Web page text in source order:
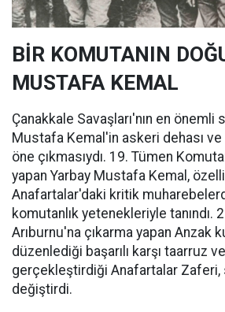
BİR KOMUTANIN
MUSTAFA KEMAL
Çanakkale Savaşları'nın en önemli
Mustafa Kemal'in askeri dehası ve
öne çıkmasıydı. 19. Tümen
yapan Yarbay Mustafa Kemal,
Anafartalar'daki kritik
komutanlık yetenekleriyle tanındı.
Arıburnu'na çıkarma yapan Anzak
düzenlediği başarılı karşı taarruz
gerçekleştirdiği Anafartalar Zaferi,
değiştirdi.